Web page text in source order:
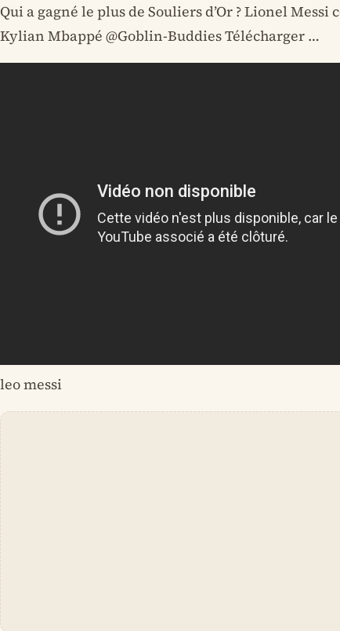
Qui a gagné le plus de Souliers d’Or ? Lionel
Kylian Mbappé @Goblin-Buddies Télécharger …
leo messi